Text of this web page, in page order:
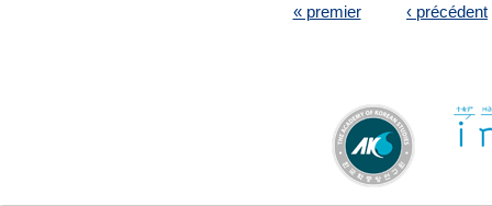
« premier ‹ précédent